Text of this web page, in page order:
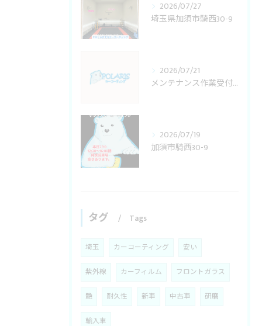
2026/07/27
埼玉県加須市騎西30-9
2026/07/21
メンテナンス作業受付変更
2026/07/19
加須市騎西30-9
タグ Tags
埼玉 カーコーティング 安い
紫外線 カーフィルム フロントガラス
艶 耐久性 新車 中古車 研磨
輸入車